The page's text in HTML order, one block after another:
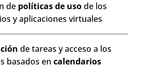
de políticas de usode los
y aplicaciones virtuales
de tareas y acceso a los
basados en calendarios